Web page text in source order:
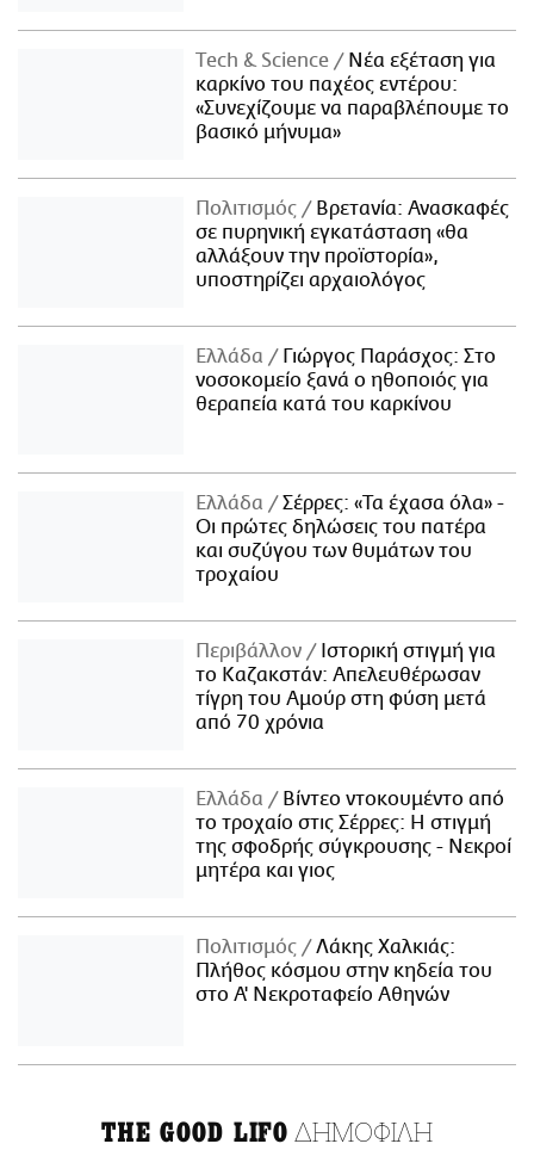
Τech & Science
Νέα εξέταση για
καρκίνο του παχέος εντέρου:
«Συνεχίζουμε να παραβλέπουμε το
βασικό μήνυμα»
Πολιτισμός
Βρετανία: Ανασκαφές
σε πυρηνική εγκατάσταση «θα
αλλάξουν την προϊστορία»,
υποστηρίζει αρχαιολόγος
Ελλάδα
Γιώργος Παράσχος: Στο
νοσοκομείο ξανά ο ηθοποιός για
θεραπεία κατά του καρκίνου
Ελλάδα
Σέρρες: «Τα έχασα όλα» -
Οι πρώτες δηλώσεις του πατέρα
και συζύγου των θυμάτων του
τροχαίου
Περιβάλλον
Ιστορική στιγμή για
το Καζακστάν: Απελευθέρωσαν
τίγρη του Αμούρ στη φύση μετά
από 70 χρόνια
Ελλάδα
Βίντεο ντοκουμέντο από
το τροχαίο στις Σέρρες: Η στιγμή
της σφοδρής σύγκρουσης - Νεκροί
μητέρα και γιος
Πολιτισμός
Λάκης Χαλκιάς:
Πλήθος κόσμου στην κηδεία του
στο Α' Νεκροταφείο Αθηνών
THE GOOD LIFO ΔΗΜΟΦΙΛΗ